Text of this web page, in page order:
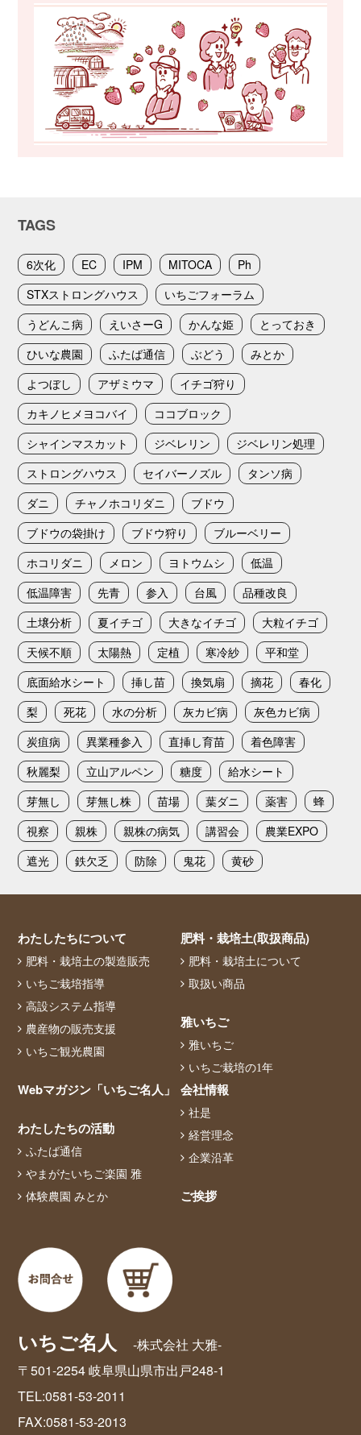
TAGS
6次化 EC IPM MITOCA
Ph
STXストロングハウス
いちごフォーラム
うどんこ病
えいさーG かんな姫
とっておき
ひいな農園
ふたば通信 ぶどう
みとか
よつぼし
アザミウマ
イチゴ狩り
カキノヒメヨコバイ
ココブロック
シャインマスカット
ジベレリン
ジベレリン処理
ストロングハウス
セイバーノズル
タンソ病
ダニ
チャノホコリダニ
ブドウ
ブドウの袋掛け
ブドウ狩り
ブルーベリー
ホコリダニ
メロン ヨトウムシ
低温
低温障害
先青 参入 台風
品種改良
土壌分析
夏イチゴ 大きなイチゴ
大粒イチゴ
天候不順
太陽熱 定植 寒冷紗
平和堂
底面給水シート
挿し苗 換気扇 摘花
春化
梨
死花 水の分析 灰カビ病
灰色カビ病
炭疽病
異業種参入 直挿し育苗
着色障害
秋麗梨
立山アルペン 糖度
給水シート
芽無し
芽無し株 苗場 葉ダニ 薬害
蜂
視察
親株 親株の病気 講習会
農業EXPO
遮光
鉄欠乏 防除 鬼花 黄砂
わたしたちについて
肥料・栽培土の製造販売
いちご栽培指導
高設システム指導
農産物の販売支援
いちご観光農園
肥料・栽培土(取扱商品)
肥料・栽培土について
取扱い商品
雅いちご
雅いちご
いちご栽培の1年
Webマガジン「いちご名人」
わたしたちの活動
ふたば通信
やまがたいちご楽園 雅
体験農園 みとか
会社情報
社是
経営理念
企業沿革
ご挨拶
いちご名人
-株式会社 大雅-
〒501-2254 岐阜県山県市出戸248-1
TEL:0581-53-2011
FAX:0581-53-2013